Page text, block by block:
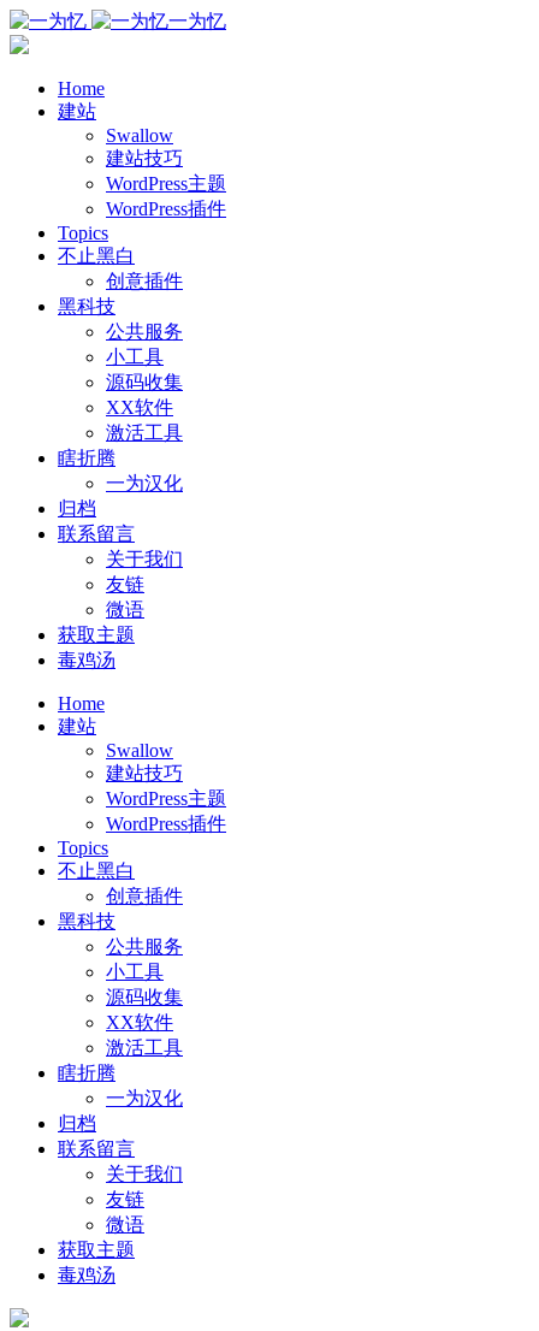
一为忆
Home
建站
Swallow
建站技巧
WordPress主题
WordPress插件
Topics
不止黑白
创意插件
黑科技
公共服务
小工具
源码收集
XX软件
激活工具
瞎折腾
一为汉化
归档
联系留言
关于我们
友链
微语
获取主题
毒鸡汤
Home
建站
Swallow
建站技巧
WordPress主题
WordPress插件
Topics
不止黑白
创意插件
黑科技
公共服务
小工具
源码收集
XX软件
激活工具
瞎折腾
一为汉化
归档
联系留言
关于我们
友链
微语
获取主题
毒鸡汤